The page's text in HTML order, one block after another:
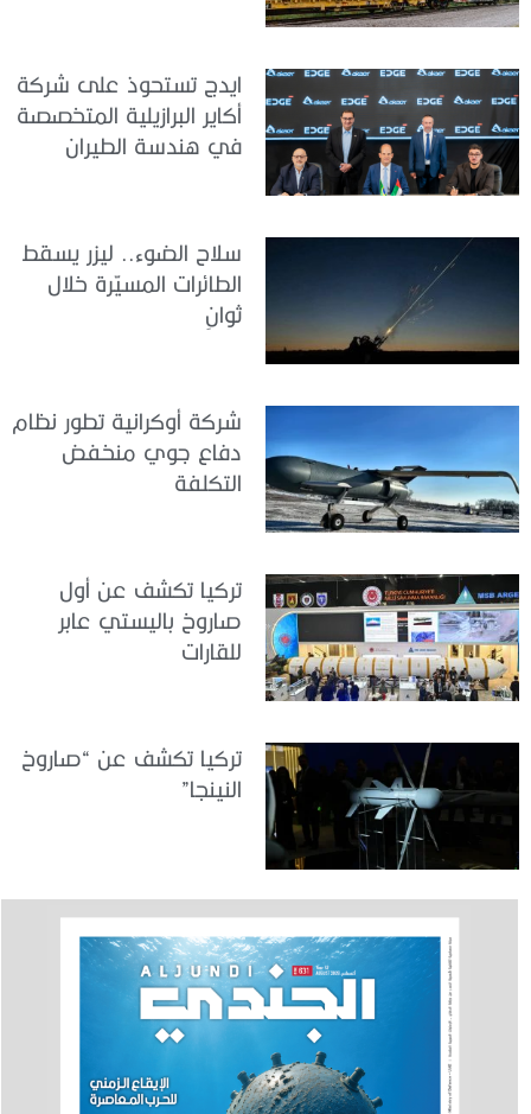
ايدج تستحوذ على شركة
أكاير البرازيلية المتخصصة
في هندسة الطيران
سلاح الضوء.. ليزر يسقط
الطائرات المسيّرة خلال
ثوانٍ
شركة أوكرانية تطور نظام
دفاع جوي منخفض
التكلفة
تركيا تكشف عن أول
صاروخ باليستي عابر
للقارات
تركيا تكشف عن “صاروخ
النينجا”